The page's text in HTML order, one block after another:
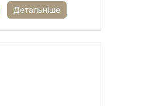
Детальніше